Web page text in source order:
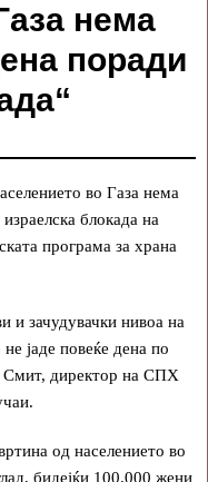
нема
поради
во Газа нема
блокада на
програма за храна
и зачудувачки нивоа на
јаде повеќе дена по
Смит, директор на СПХ
од населението во
бидејќи 100.000 жени